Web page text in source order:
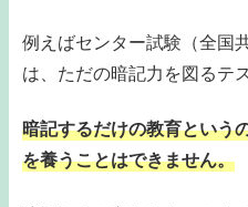
例えばセンター試験（全国
は、ただの暗記力を図るテ
暗記するだけの教育という
を養うことはできません。